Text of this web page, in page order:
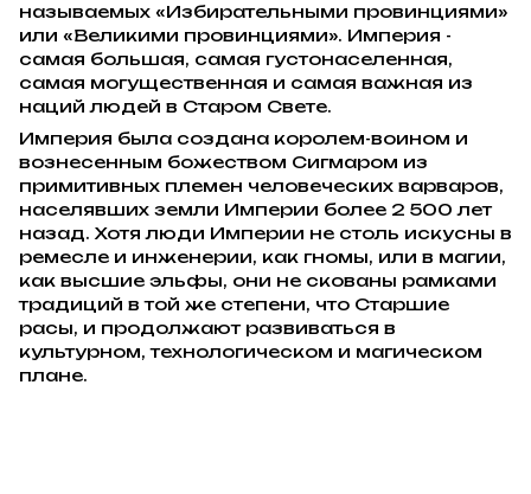
называемых «Избирательными провинциями»
или «Великими провинциями». Империя -
самая большая, самая густонаселенная,
самая могущественная и самая важная из
наций людей в Старом Свете.
Империя была создана королем-воином и
вознесенным божеством Сигмаром из
примитивных племен человеческих варваров,
населявших земли Империи более 2 500 лет
назад. Хотя люди Империи не столь искусны в
ремесле и инженерии, как гномы, или в магии,
как высшие эльфы, они не скованы рамками
традиций в той же степени, что Старшие
расы, и продолжают развиваться в
культурном, технологическом и магическом
плане.